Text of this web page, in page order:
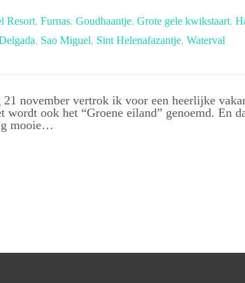
Resort, Furnas, Goudhaantje, Grote gele kwikstaart,
, Sao Miguel, Sint Helenafazantje, Waterval
21 november vertrok ik voor een heerlijke
wordt ook het “Groene eiland” genoemd. En
mooie…